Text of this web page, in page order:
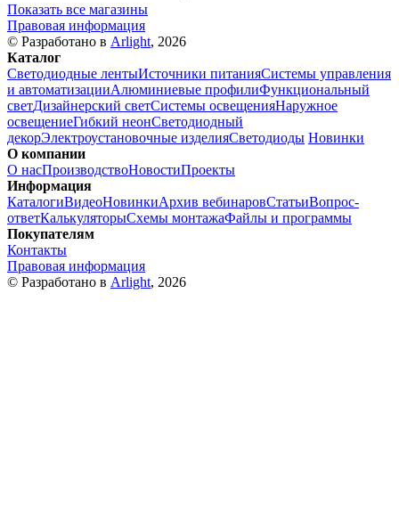
Показать все магазины
Правовая информация
© Разработано в Arlight, 2026
Каталог
Светодиодные лентыИсточники питанияСистемы управления
и автоматизацииАлюминиевые профилиФункциональный
светДизайнерский светСистемы освещенияНаружное
освещениеГибкий неонСветодиодный
декорЭлектроустановочные изделияСветодиоды Новинки
О компании
О насПроизводствоНовостиПроекты
Информация
КаталогиВидеоНовинкиАрхив вебинаровСтатьиВопрос-
ответКалькуляторыСхемы монтажаФайлы и программы
Покупателям
Контакты
Правовая информация
© Разработано в Arlight, 2026